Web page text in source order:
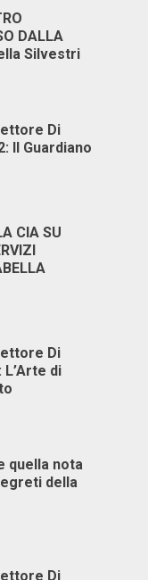
DALLA
Silvestri
Di
Il Guardiano
CIA SU
Di
L’Arte di
quella nota
della
Di